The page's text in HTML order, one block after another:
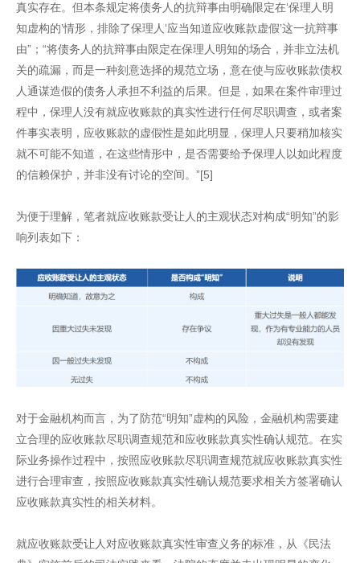
真实存在。但本条规定将债务人的抗辩事由明确限定在‘保理人明
知虚构的’情形，排除了保理人‘应当知道应收账款虚假’这一抗辩事
由”；“将债务人的抗辩事由限定在保理人明知的场合，并非立法机
关的疏漏，而是一种刻意选择的规范立场，意在使与应收账款债权
人通谋造假的债务人承担不利益的后果。但是，如果在案件审理过
程中，保理人没有就应收账款的真实性进行任何尽职调查，或者案
件事实表明，应收账款的虚假性是如此明显，保理人只要稍加核实
就不可能不知道，在这些情形中，是否需要给予保理人以如此程度
的信赖保护，并非没有讨论的空间。”[5]
为便于理解，笔者就应收账款受让人的主观状态对构成“明知”的影
响列表如下：
对于金融机构而言，为了防范“明知”虚构的风险，金融机构需要建
立合理的应收账款尽职调查规范和应收账款真实性确认规范。在实
际业务操作过程中，按照应收账款尽职调查规范就应收账款真实性
进行合理审查，按照应收账款真实性确认规范要求相关方签署确认
应收账款真实性的相关材料。
就应收账款受让人对应收账款真实性审查义务的标准，从《民法